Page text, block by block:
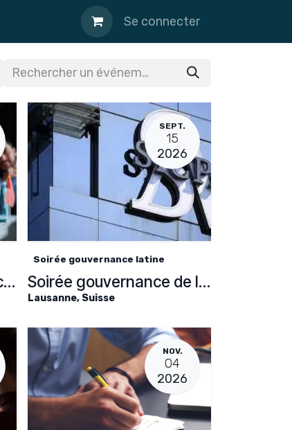
Se connecter
Soirée de la gouvernance latine
SEPT.
15
2026
Soirée gouvernance latine
Soirée gouvernance de l'ACAD
Lausanne, Suisse
NOV.
04
2026